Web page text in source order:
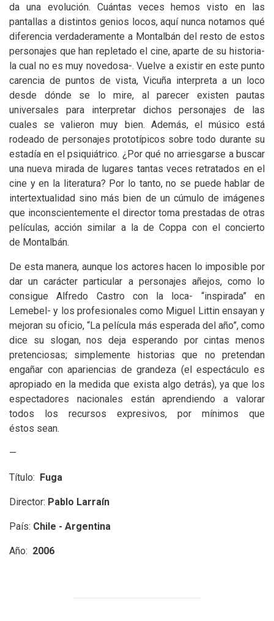
da una evolución. Cuántas veces hemos visto en las
pantallas a distintos genios locos, aquí nunca notamos qué
diferencia verdaderamente a Montalbán del resto de estos
personajes que han repletado el cine, aparte de su historia-
la cual no es muy novedosa-. Vuelve a existir en este punto
carencia de puntos de vista, Vicuña interpreta a un loco
desde dónde se lo mire, al parecer existen pautas
universales para interpretar dichos personajes de las
cuales se valieron muy bien. Además, el músico está
rodeado de personajes prototípicos sobre todo durante su
estadía en el psiquiátrico. ¿Por qué no arriesgarse a buscar
una nueva mirada de lugares tantas veces retratados en el
cine y en la literatura? Por lo tanto, no se puede hablar de
intertextualidad sino más bien de un cúmulo de imágenes
que inconscientemente el director toma prestadas de otras
películas, acción similar a la de Coppa con el concierto
de Montalbán.
De esta manera, aunque los actores hacen lo imposible por
dar un carácter particular a personajes añejos, como lo
consigue Alfredo Castro con la loca- “inspirada” en
Lemebel- y los profesionales como Miguel Littin ensayan y
mejoran su oficio, “La película más esperada del año”, como
dice su slogan, nos deja esperando por cintas menos
pretenciosas; simplemente historias que no pretendan
engañar con apariencias de grandeza (el espectáculo es
apropiado en la medida que exista algo detrás), ya que los
espectadores nacionales están aprendiendo a valorar
todos los recursos expresivos, por mínimos que
éstos sean.
—
Título: Fuga
Director: Pablo Larraín
País: Chile - Argentina
Año: 2006